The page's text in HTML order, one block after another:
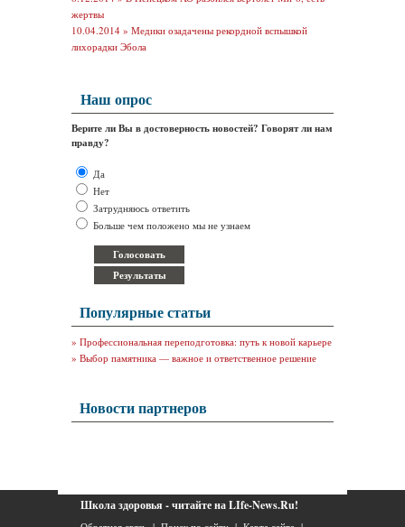
жертвы
10.04.2014 » Медики озадачены рекордной вспышкой
лихорадки Эбола
Наш опрос
Верите ли Вы в достоверность новостей? Говорят ли нам
правду?
Да
Нет
Затрудняюсь ответить
Больше чем положено мы не узнаем
Популярные статьи
» Профессиональная переподготовка: путь к новой карьере
» Выбор памятника — важное и ответственное решение
Новости партнеров
Школа здоровья - читайте на LIfe-News.Ru!